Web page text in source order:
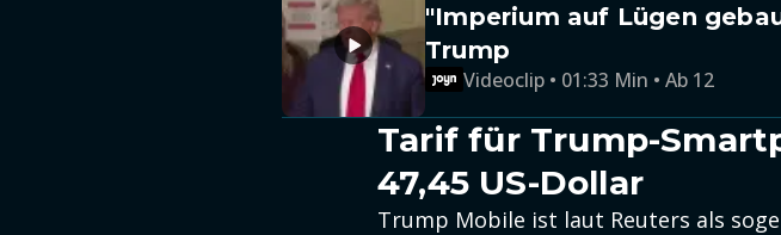
"Imperium auf Lügen
Trump
Videoclip • 01:33 Min • Ab 12
Tarif für Trump-
47,45 US-Dollar
Trump Mobile ist laut Reuters als